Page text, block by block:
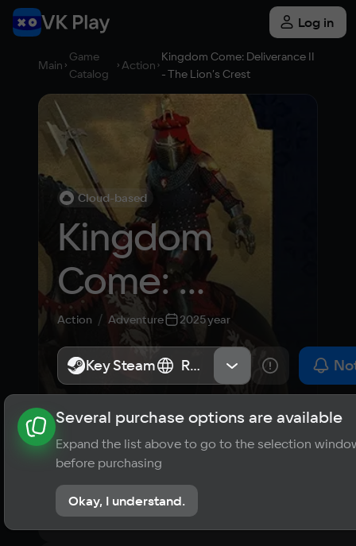
Log in
Main
Game
Catalog
Action
Kingdom Come: Deliverance II
- The Lion’s Crest
Cloud-based
Kingdom
Come:
Deliverance II
- The Lion’s
Crest
Action Adventure 2025 year
Key Steam RU+CIS
About the game News Requirements
? Player ratings
No reviews
Key Steam RU+CIS
Several purchase options are available
Expand the list above to go to the selection
before purchasing
Okay, I understand.